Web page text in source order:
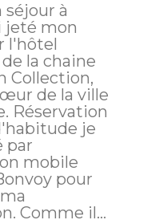
séjour à
jeté mon
l'hôtel
la chaine
Collection,
de la ville
je
par
mobile
pour
Comme il...